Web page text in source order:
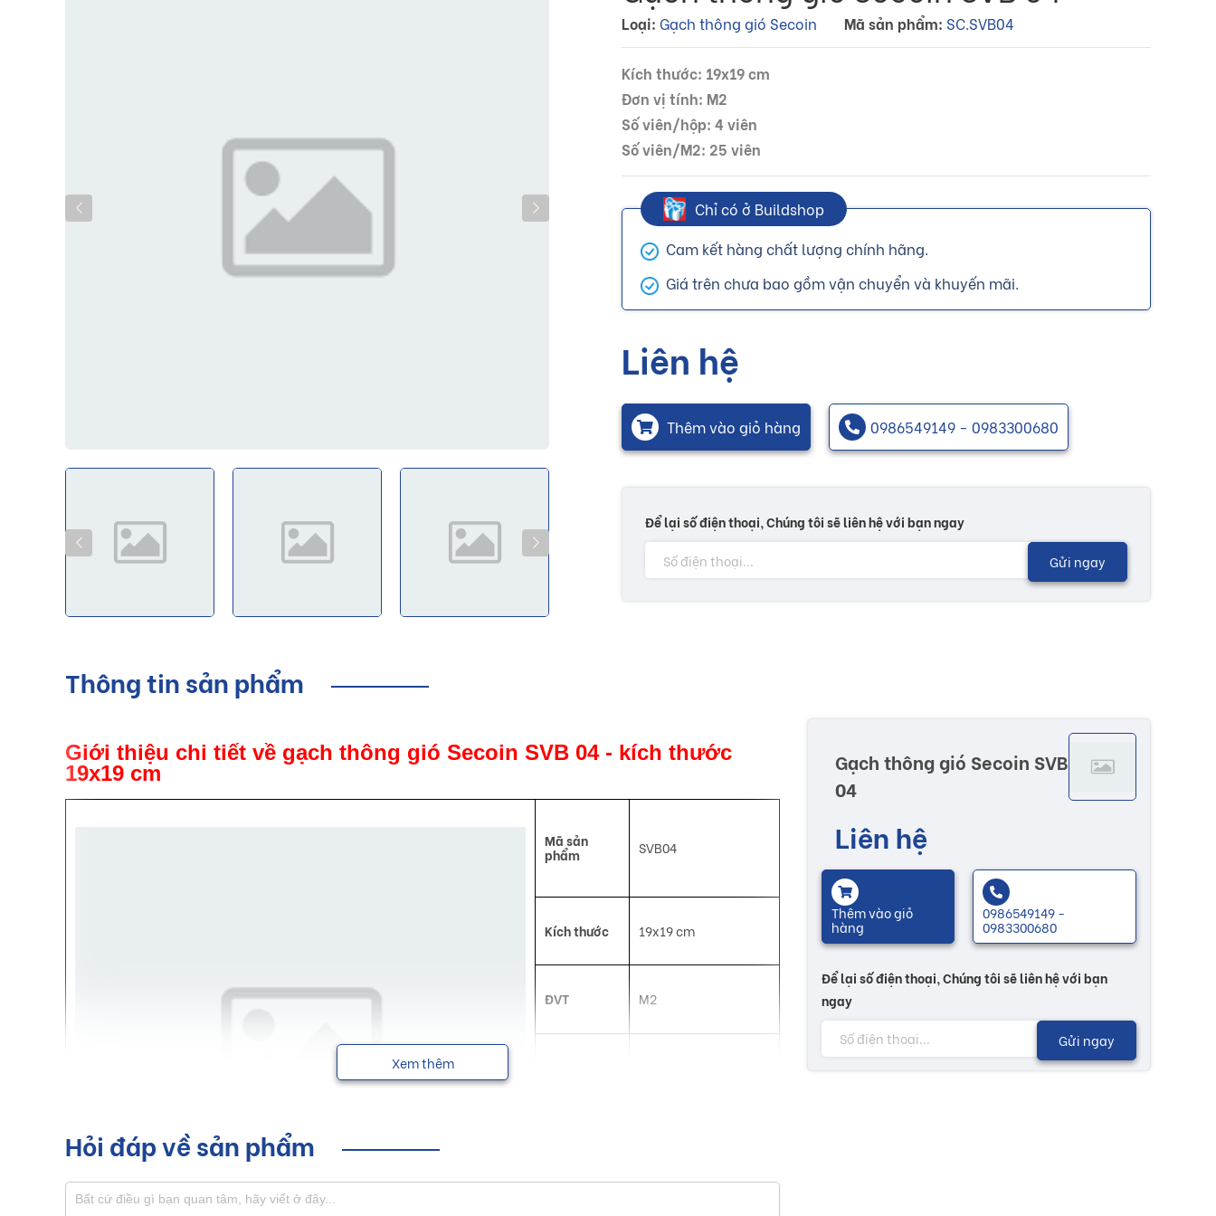
Loại: Gạch thông gió Secoin Mã sản phẩm: SC.SVB04
Kích thước: 19x19 cm
Đơn vị tính: M2
Số viên/hộp: 4 viên
Số viên/M2: 25 viên
Chỉ có ở Buildshop
Cam kết hàng chất lượng chính hãng.
Giá trên chưa bao gồm vận chuyển và khuyến mãi.
Liên hệ
Thêm vào giỏ hàng 0986549149 - 0983300680
Để lại số điện thoại, Chúng tôi sẽ liên hệ với bạn ngay
Gửi ngay
Thông tin sản phẩm
Giới thiệu chi tiết về gạch thông gió Secoin SVB 04 - kích thước
19x19 cm
Mã sản
phẩm SVB04
Kích thước 19x19 cm
ĐVT M2
Xem thêm
Hỏi đáp về sản phẩm
Gạch thông gió Secoin SVB
04
Liên hệ
Thêm vào giỏ
hàng
0986549149 -
0983300680
Để lại số điện thoại, Chúng tôi sẽ liên hệ với bạn
ngay
Gửi ngay